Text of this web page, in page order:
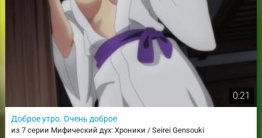
0:21
Доброе утро. Очень доброе
из 7 серии Мифический дух: Хроники / Seirei Gensouki